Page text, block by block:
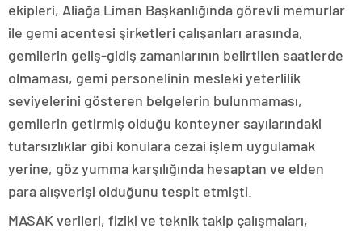
ekipleri, Aliağa Liman Başkanlığında görevli memurlar
ile gemi acentesi şirketleri çalışanları arasında,
gemilerin geliş-gidiş zamanlarının belirtilen saatlerde
olmaması, gemi personelinin mesleki yeterlilik
seviyelerini gösteren belgelerin bulunmaması,
gemilerin getirmiş olduğu konteyner sayılarındaki
tutarsızlıklar gibi konulara cezai işlem uygulamak
yerine, göz yumma karşılığında hesaptan ve elden
para alışverişi olduğunu tespit etmişti.
MASAK verileri, fiziki ve teknik takip çalışmaları,